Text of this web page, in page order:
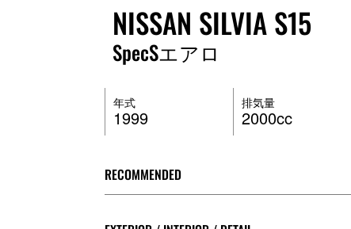
NISSAN SILVIA S15
SpecSエアロ
年式
1999
排気量
2000cc
RECOMMENDED